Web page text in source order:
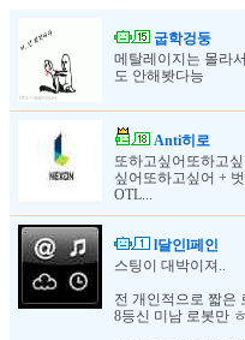
굽학겅둥
메탈레이지는 몰라
도 안해봣다능
Anti히로
또하고싶어또하고
싶어또하고싶어 +
OTL...
l달인l페인
스팅이 대박이져..
전 개인적으로 짧은
8등신 미남 로봇만